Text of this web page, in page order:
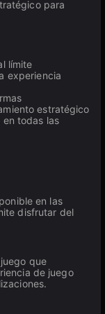
para
límite
experiencia
estratégico
todas las
en las
disfrutar del
que
de juego